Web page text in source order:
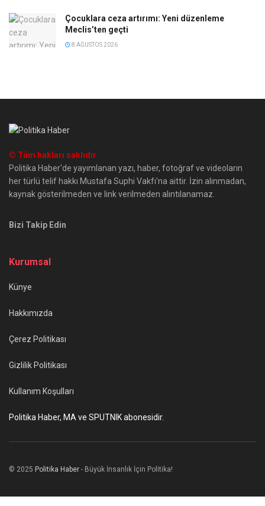
Çocuklara ceza artırımı: Yeni düzenleme
Meclis’ten geçti
8 AĞUSTOS 2026
© Tüm hakları saklıdır
Politika Haber'de yayımlanan yazı, haber, fotoğraf ve videoların
her türlü telif hakkı Mustafa Suphi Vakfı'na aittir. İzin alınmadan,
kaynak gösterilmeden ve link verilmeden alıntılanamaz.
Bizi Takip Edin
Kurumsal
Künye
Hakkımızda
Çerez Politikası
Gizlilik Politikası
Kullanım Koşulları
Politika Haber, MA ve SPUTNIK abonesidir.
© 2025 Politika Haber - Büyük İnsanlık İçin Politika!